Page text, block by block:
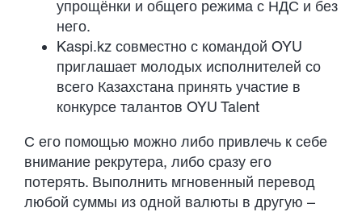
упрощёнки и общего режима с НДС и без
него.
Kaspi.kz совместно с командой OYU
приглашает молодых исполнителей со
всего Казахстана принять участие в
конкурсе талантов OYU Talent
С его помощью можно либо привлечь к себе
внимание рекрутера, либо сразу его
потерять. Выполнить мгновенный перевод
любой суммы из одной валюты в другую –